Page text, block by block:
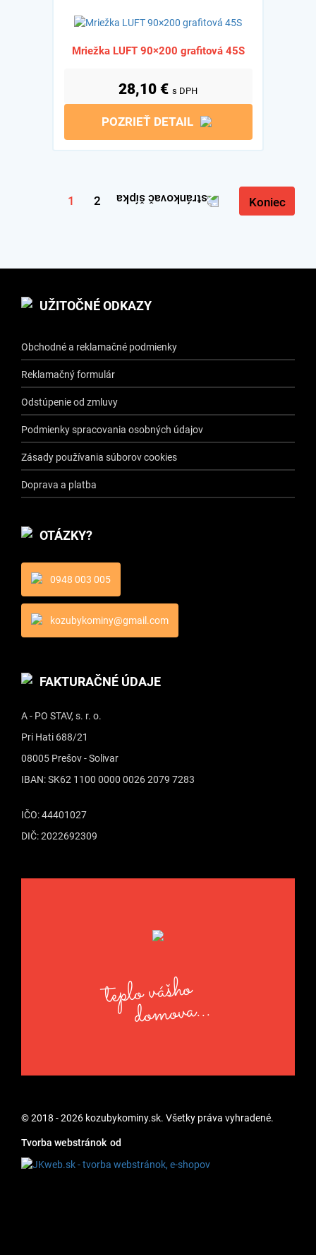
Mriežka LUFT 90×200 grafitová 45S
28,10 € s DPH
POZRIEŤ DETAIL
1 2 Koniec
UŽITOČNÉ ODKAZY
Obchodné a reklamačné podmienky
Reklamačný formulár
Odstúpenie od zmluvy
Podmienky spracovania osobných údajov
Zásady používania súborov cookies
Doprava a platba
OTÁZKY?
0948 003 005
kozubykominy@gmail.com
FAKTURAČNÉ ÚDAJE
A - PO STAV, s. r. o.
Pri Hati 688/21
08005 Prešov - Solivar
IBAN: SK62 1100 0000 0026 2079 7283
IČO: 44401027
DIČ: 2022692309
teplo vášho
domova...
© 2018 - 2026 kozubykominy.sk. Všetky práva vyhradené.
Tvorba webstránok od